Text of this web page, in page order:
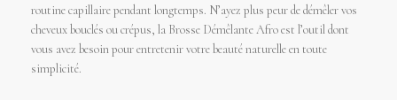
routine capillaire pendant longtemps. N’ayez plus peur de démêler vos
cheveux bouclés ou crépus, la Brosse Démêlante Afro est l’outil dont
vous avez besoin pour entretenir votre beauté naturelle en toute
simplicité.